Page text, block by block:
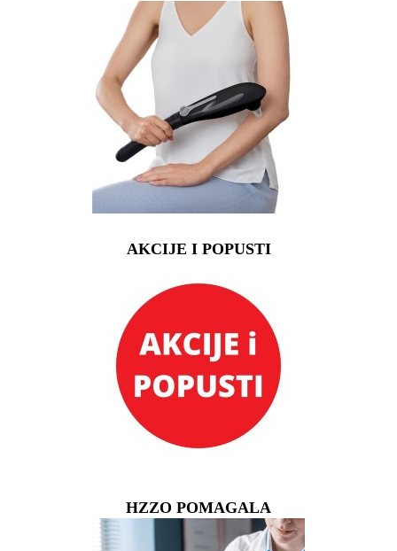
AKCIJE I POPUSTI
HZZO POMAGALA